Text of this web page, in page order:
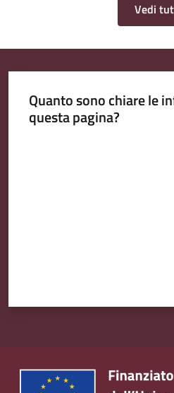
Vedi
Quanto sono chiare le
questa pagina?